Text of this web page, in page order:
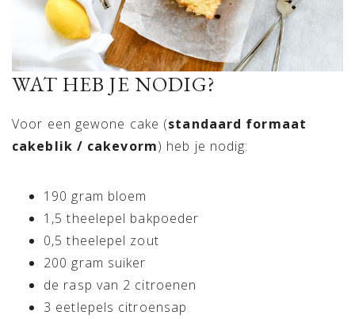
WAT HEB JE NODIG?
Voor een gewone cake (standaard formaat
cakeblik / cakevorm) heb je nodig:
190 gram bloem
1,5 theelepel bakpoeder
0,5 theelepel zout
200 gram suiker
de rasp van 2 citroenen
3 eetlepels citroensap